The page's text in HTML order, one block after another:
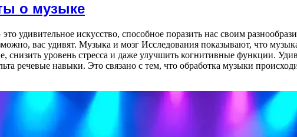
о музыке
удивительное искусство, способное поразить нас своим
вас удивят. Музыка и мозг Исследования показывают, что
снизить уровень стресса и даже улучшить когнитивные функции.
речевые навыки. Это связано с тем, что обработка музыки